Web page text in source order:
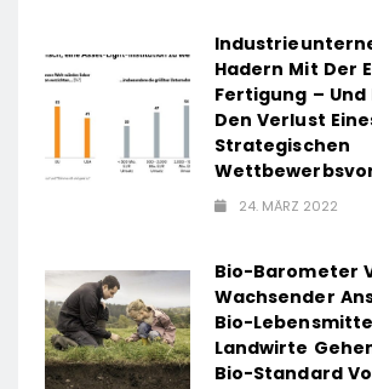
Hadern Mit Der
Fertigung – Und
Den Verlust
Strategischen
24. MÄRZ 2022
Bio-Barometer
Wachsender
Bio-
Landwirte
Bio-Standard